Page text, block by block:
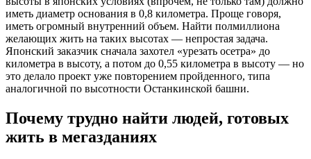
иметь диаметр основания в 0,8 километра. Проще говоря,
иметь огромный внутренний объем. Найти полмиллиона
желающих жить на таких высотах — непростая задача.
Японский заказчик сначала захотел «урезать осетра» до
километра в высоту, а потом до 0,55 километра в высоту — но
это делало проект уже повторением пройденного, типа
аналогичной по высотности Останкинской башни.
Почему трудно найти людей, готовых
жить в мегазданиях